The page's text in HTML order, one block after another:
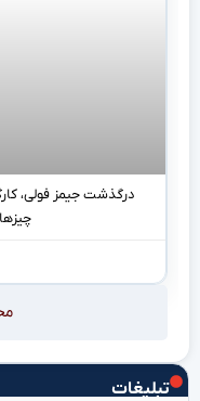
تبلیغات
درگذشت جیمز فولی،